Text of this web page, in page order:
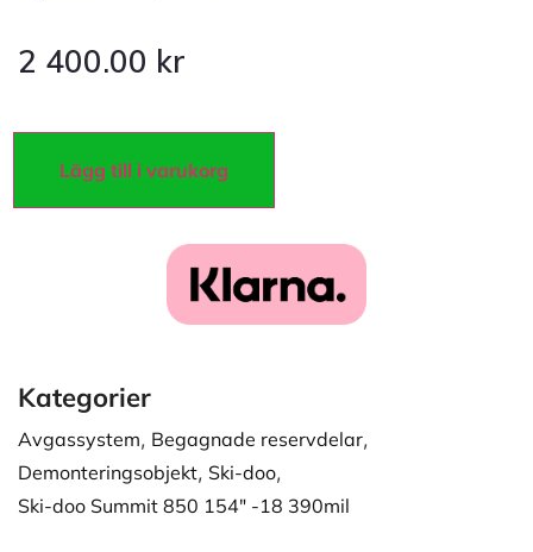
2 400.00 kr
Lägg till i varukorg
Kategorier
Avgassystem, Begagnade reservdelar,
Demonteringsobjekt, Ski-doo,
Ski-doo Summit 850 154" -18 390mil